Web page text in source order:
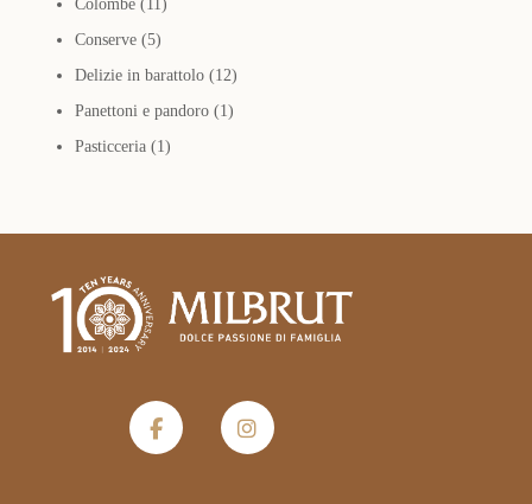
Colombe 11
prodotti
Conserve 55
prodotti
Delizie in barattolo 1212
prodotti
Panettoni e pandoro 11
Pasticceria 11